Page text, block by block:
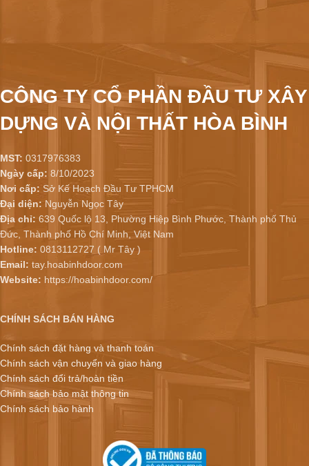
CÔNG TY CỔ PHẦN ĐẦU TƯ XÂY
DỰNG VÀ NỘI THẤT HÒA BÌNH
MST: 0317976383
Ngày cấp: 8/10/2023
Nơi cấp: Sở Kế Hoạch Đầu Tư TPHCM
Đại diện: Nguyễn Ngọc Tây
Địa chỉ: 639 Quốc lộ 13, Phường Hiệp Bình Phước, Thành phố Thủ
Đức, Thành phố Hồ Chí Minh, Việt Nam
Hotline: 0813112727 ( Mr Tây )
Email: tay.hoabinhdoor.com
Website: https://hoabinhdoor.com/
CHÍNH SÁCH BÁN HÀNG
Chính sách đặt hàng và thanh toán
Chính sách vận chuyển và giao hàng
Chính sách đổi trả/hoàn tiền
Chính sách bảo mật thông tin
Chính sách bảo hành